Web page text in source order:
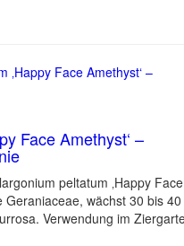
Face Amethyst‘ –
peltatum ‚Happy Face
Geraniaceae, wächst 30 bis 40
Verwendung im